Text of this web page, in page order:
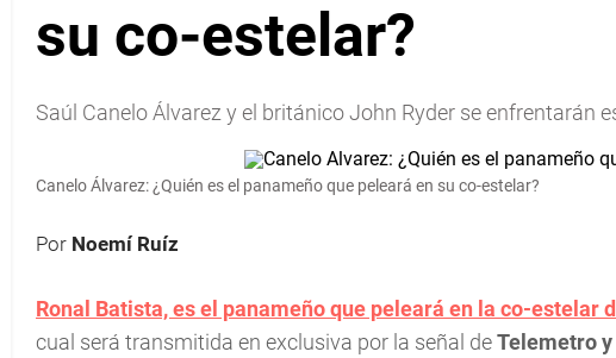
su co-estelar?
Saúl Canelo Álvarez y el británico John Ryder se enfrentarán
Canelo Álvarez: ¿Quién es el panameño que peleará en su co-estelar?
Por Noemí Ruíz
Ronal Batista, es el panameño que peleará en la co-estelar
cual será transmitida en exclusiva por la señal deTelemetro